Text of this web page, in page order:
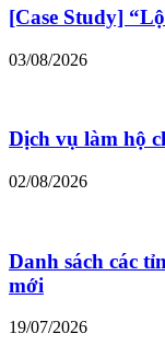
[Case Study]
03/08/2026
Dịch vụ làm hộ
02/08/2026
Danh sách các
mới
19/07/2026